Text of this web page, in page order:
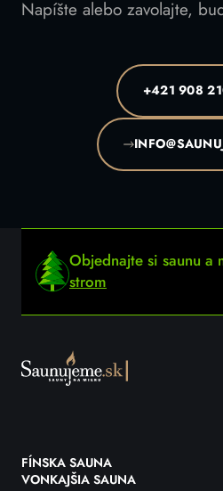
Napíšte alebo zavolajte,
+421 908
Objednajte si saunu a
strom
FÍNSKA SAUNA
VONKAJŠIA SAUNA